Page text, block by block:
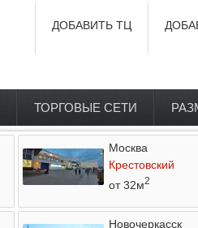
ДОБАВИТЬ ТЦ
ТОРГОВЫЕ СЕТИ
Москва
Крестовский
от 32м2
Новочеркасск